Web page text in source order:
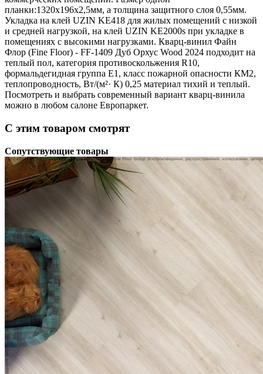
планки:1320x196x2,5мм, а толщина защитного слоя 0,55мм.
Укладка на клей UZIN KE418 для жилых помещений с низкой
и средней нагрузкой, на клей UZIN KE2000s при укладке в
помещениях с высокими нагрузками. Кварц-винил Файн
Флор (Fine Floor) - FF-1409 Дуб Орхус Wood 2024 подходит на
теплый пол, категория противоскольжения R10,
формальдегидная группа Е1, класс пожарной опасности КМ2,
теплопроводность, Вт/(м²· К) 0,25 материал тихий и теплый.
Посмотреть и выбрать современный вариант кварц-винила
можно в любом салоне Европаркет.
С этим товаром смотрят
Сопутствующие товары